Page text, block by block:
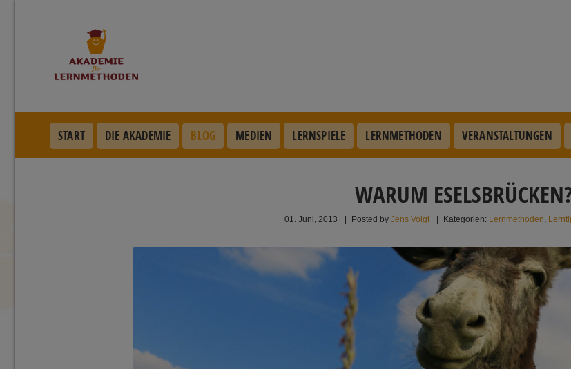
START DIE AKADEMIE BLOG MEDIEN LERNSPIELE LERNMETHODEN VERANSTALTUNGEN
WARUM
01. Juni, 2013 Posted by Jens Voigt Kategorien: Lernmethoden,